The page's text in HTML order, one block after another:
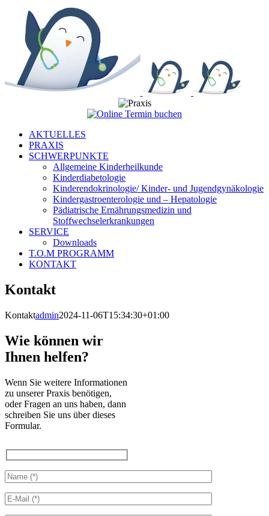
springen
AKTUELLES
PRAXIS
SCHWERPUNKTE
Allgemeine Kinderheilkunde
Kinderdiabetologie
Kinderendokrinologie/ Kinder- und Jugendgynäkologie
Kindergastroenterologie und – Hepatologie
Pädiatrische Ernährungsmedizin und
Stoffwechselerkrankungen
SERVICE
Downloads
T.O.M PROGRAMM
KONTAKT
Kontakt
Kontaktadmin2024-11-06T15:34:30+01:00
Wie können wir
Ihnen helfen?
Wenn Sie weitere Informationen
zu unserer Praxis benötigen,
oder Fragen an uns haben, dann
schreiben Sie uns über dieses
Formular.